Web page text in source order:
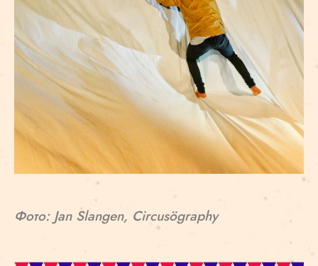
Фото: Jan Slangen, Circusögraphy